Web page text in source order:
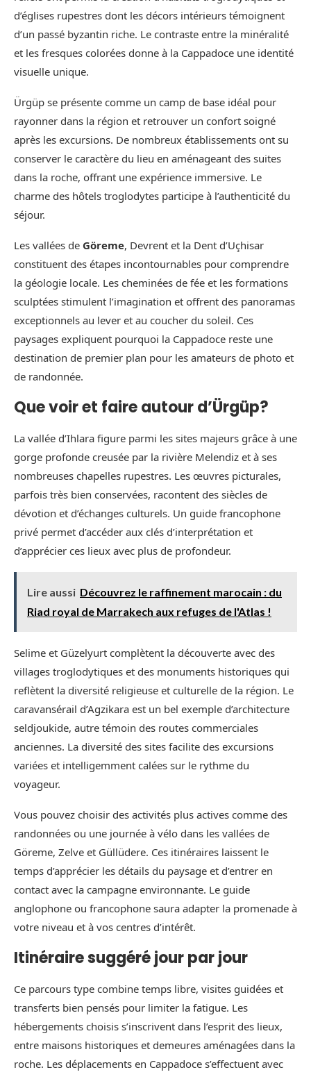
d’églises rupestres dont les décors intérieurs témoignent
d’un passé byzantin riche. Le contraste entre la minéralité
et les fresques colorées donne à la Cappadoce une identité
visuelle unique.
Ürgüp se présente comme un camp de base idéal pour
rayonner dans la région et retrouver un confort soigné
après les excursions. De nombreux établissements ont su
conserver le caractère du lieu en aménageant des suites
dans la roche, offrant une expérience immersive. Le
charme des hôtels troglodytes participe à l’authenticité du
séjour.
Les vallées de Göreme, Devrent et la Dent d’Uçhisar
constituent des étapes incontournables pour comprendre
la géologie locale. Les cheminées de fée et les formations
sculptées stimulent l’imagination et offrent des panoramas
exceptionnels au lever et au coucher du soleil. Ces
paysages expliquent pourquoi la Cappadoce reste une
destination de premier plan pour les amateurs de photo et
de randonnée.
Que voir et faire autour d’Ürgüp?
La vallée d’Ihlara figure parmi les sites majeurs grâce à une
gorge profonde creusée par la rivière Melendiz et à ses
nombreuses chapelles rupestres. Les œuvres picturales,
parfois très bien conservées, racontent des siècles de
dévotion et d’échanges culturels. Un guide francophone
privé permet d’accéder aux clés d’interprétation et
d’apprécier ces lieux avec plus de profondeur.
Lire aussi Découvrez le raffinement marocain : du
Riad royal de Marrakech aux refuges de l'Atlas !
Selime et Güzelyurt complètent la découverte avec des
villages troglodytiques et des monuments historiques qui
reflètent la diversité religieuse et culturelle de la région. Le
caravansérail d’Agzikara est un bel exemple d’architecture
seldjoukide, autre témoin des routes commerciales
anciennes. La diversité des sites facilite des excursions
variées et intelligemment calées sur le rythme du
voyageur.
Vous pouvez choisir des activités plus actives comme des
randonnées ou une journée à vélo dans les vallées de
Göreme, Zelve et Güllüdere. Ces itinéraires laissent le
temps d’apprécier les détails du paysage et d’entrer en
contact avec la campagne environnante. Le guide
anglophone ou francophone saura adapter la promenade à
votre niveau et à vos centres d’intérêt.
Itinéraire suggéré jour par jour
Ce parcours type combine temps libre, visites guidées et
transferts bien pensés pour limiter la fatigue. Les
hébergements choisis s’inscrivent dans l’esprit des lieux,
entre maisons historiques et demeures aménagées dans la
roche. Les déplacements en Cappadoce s’effectuent avec